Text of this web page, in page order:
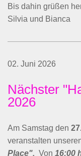
Bis dahin grüßen
Silvia und Bianca
02. Juni 2026
Nächster
2026
Am Samstag den
veranstalten
Place". Von 16:00